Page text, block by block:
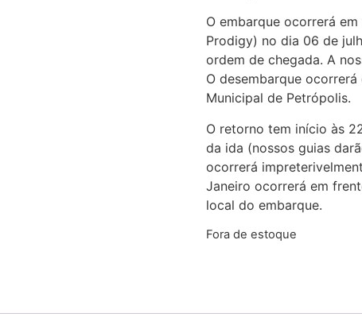
O embarque ocorrerá
Prodigy) no dia 06 de
ordem de chegada. A
O desembarque
Municipal de Petrópolis.
O retorno tem início às
da ida (nossos guias
ocorrerá
Janeiro ocorrerá em
local do embarque.
Fora de estoque